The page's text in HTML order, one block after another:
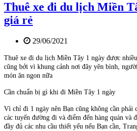
Thuê xe đi du lịch Miền
giá rẻ
29/06/2021
Thuê xe đi du lịch Miền Tây 1 ngày được
cũng bởi vì khung cảnh nơi đây yên bình,
món ăn ngon nữa
Cần chuẩn bị gì khi đi Miền Tây 1 ngày
Vì chỉ đi 1 ngày nên Bạn cũng không cần phải
các tuyến đường đi và điểm đến hàng quán và
đầy đủ các nhu cầu thiết yếu nếu Bạn cần,